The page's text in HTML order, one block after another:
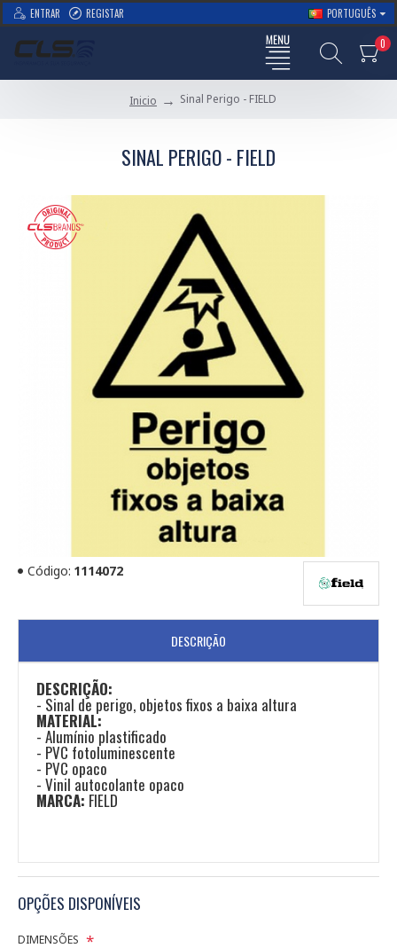
ENTRAR REGISTAR PORTUGUÊS
0
Inicio Sinal Perigo - FIELD
SINAL PERIGO - FIELD
Código: 1114072
DESCRIÇÃO
DESCRIÇÃO:
- Sinal de perigo, objetos fixos a baixa altura
MATERIAL:
​- Alumínio plastificado
- PVC fotoluminescente
- PVC opaco
- Vinil autocolante opaco
MARCA: FIELD
OPÇÕES DISPONÍVEIS
DIMENSÕES